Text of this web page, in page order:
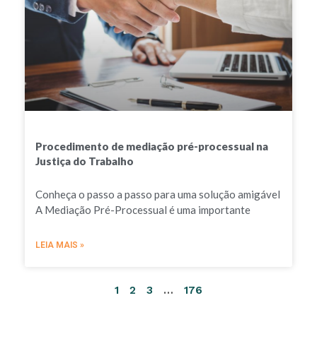
Procedimento de mediação pré-processual na
Justiça do Trabalho
Conheça o passo a passo para uma solução amigável
A Mediação Pré-Processual é uma importante
LEIA MAIS »
1 2 3 … 176